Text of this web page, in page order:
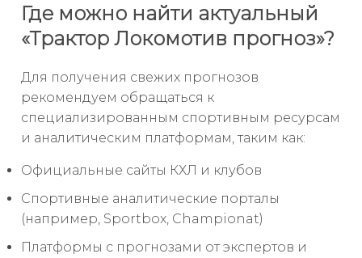
Где можно найти актуальный
«Трактор Локомотив прогноз»?
Для получения свежих прогнозов
рекомендуем обращаться к
специализированным спортивным ресурсам
и аналитическим платформам, таким как:
Официальные сайты КХЛ и клубов
Спортивные аналитические порталы
(например, Sportbox, Championat)
Платформы с прогнозами от экспертов и